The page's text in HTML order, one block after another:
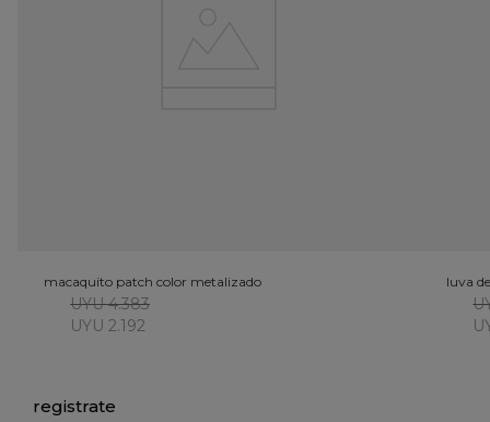
macaquito patch color metalizado
UYU 4.383
UYU 2.192
luva
registrate